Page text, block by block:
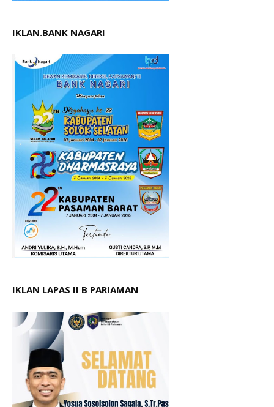
IKLAN.BANK NAGARI
IKLAN LAPAS II B PARIAMAN